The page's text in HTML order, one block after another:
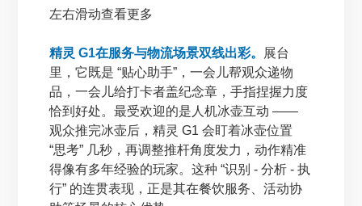
左右滑动查看更多
精灵 G1在服务与物流场景双线出彩。
展台
里，它既是 “贴心助手”，一会儿帮观众递物
品，一会儿给打卡者盖纪念章，手指捏握力度
恰到好处。最受欢迎的是人机冰壶互动 ——
观众推完冰壶后，精灵 G1 会盯着冰壶位置
“思考” 几秒，再调整推杆角度发力，动作精准
得像有多年经验的玩家。这种 “识别 - 分析 - 执
行” 的连贯表现，正是其在餐饮服务、活动协